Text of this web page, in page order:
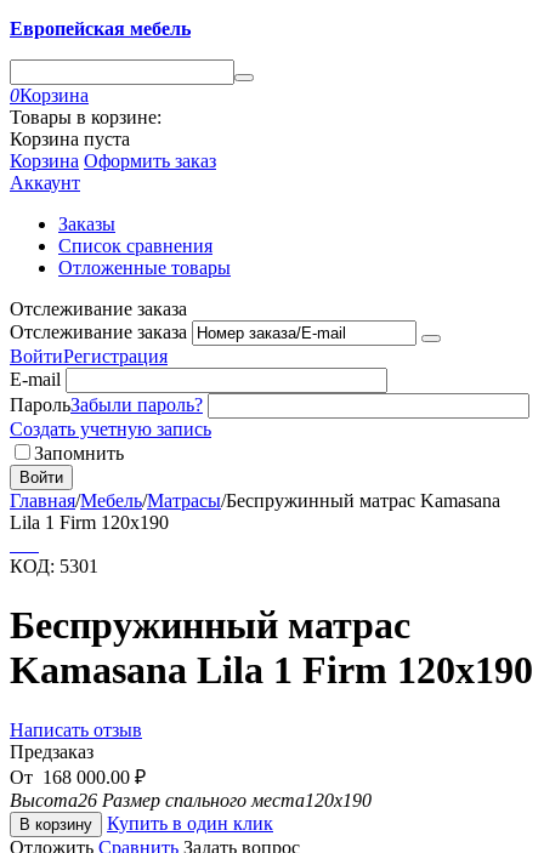
Европейская мебель
0Корзина
Товары в корзине:
Корзина пуста
Корзина Оформить заказ
Аккаунт
Заказы
Список сравнения
Отложенные товары
Отслеживание заказа
Отслеживание заказа
ВойтиРегистрация
E-mail
ПарольЗабыли пароль?
Создать учетную запись
Запомнить
Войти
Главная/Мебель/Матрасы/Беспружинный матрас Kamasana
Lila 1 Firm 120x190
КОД: 5301
Беспружинный матрас
Kamasana Lila 1 Firm 120x190
Написать отзыв
Предзаказ
От 168 000.00 ₽
Высота26 Размер спального места120x190
В корзину
Купить в один клик
Отложить Сравнить Задать вопрос